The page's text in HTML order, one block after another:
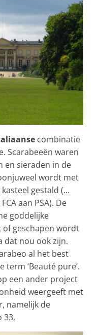
combinatie
Scarabeeën waren
en sieraden in de
wordt met
gestald (…
aan PSA). De
goddelijke
geschapen wordt
dat nou ook zijn.
al het best
‘Beauté pure’.
een ander project
weergeeft met
namelijk de
33.